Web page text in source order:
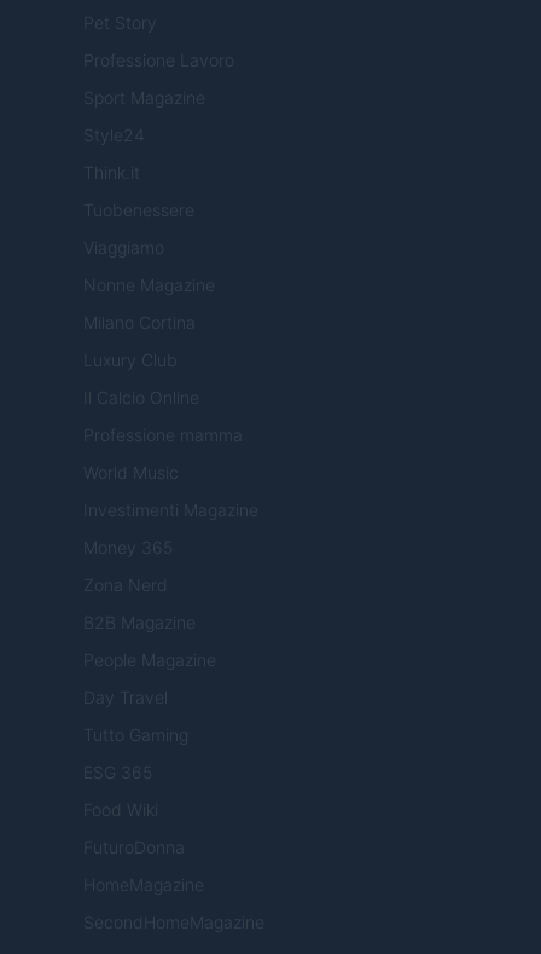
Pet Story
Professione Lavoro
Sport Magazine
Style24
Think.it
Tuobenessere
Viaggiamo
Nonne Magazine
Milano Cortina
Luxury Club
Il Calcio Online
Professione mamma
World Music
Investimenti Magazine
Money 365
Zona Nerd
B2B Magazine
People Magazine
Day Travel
Tutto Gaming
ESG 365
Food Wiki
FuturoDonna
HomeMagazine
SecondHomeMagazine